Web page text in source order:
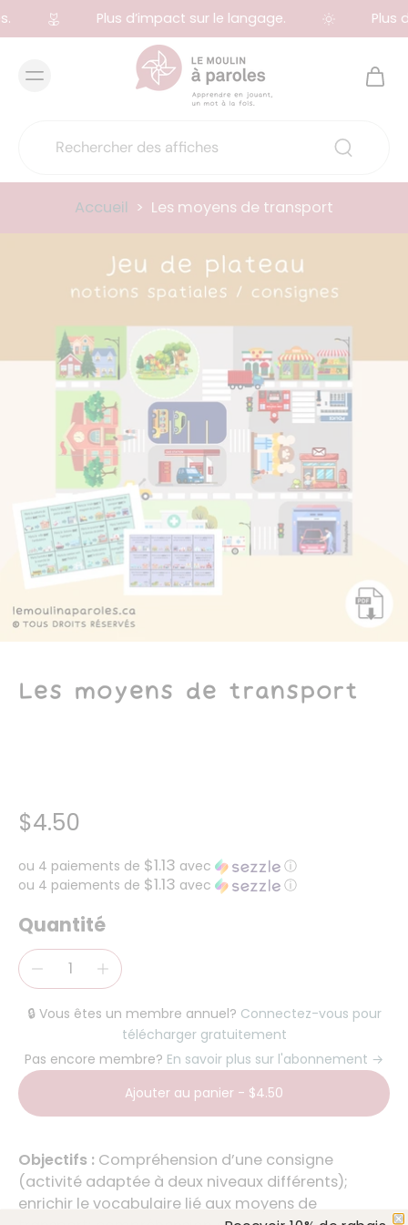
Plus d’impact sur le langage. Plus
Accueil > Les moyens de transport
Les moyens de transport
$4.50
ou 4 paiements de $1.13 avec
ⓘ
ou 4 paiements de $1.13 avec ⓘ
Quantité
🔒 Vous êtes un membre annuel? Connectez-vous pour
télécharger gratuitement
Pas encore membre? En savoir plus sur l'abonnement →
Ajouter au panier - $4.50
Objectifs : Compréhension d’une consigne
(activité adaptée à deux niveaux différents);
enrichir le vocabulaire lié aux moyens de